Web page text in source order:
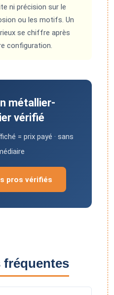
ni précision sur le
ou les motifs. Un
se chiffre après
configuration.
métallier-
vérifié
= prix payé · sans
pros vérifiés
fréquentes